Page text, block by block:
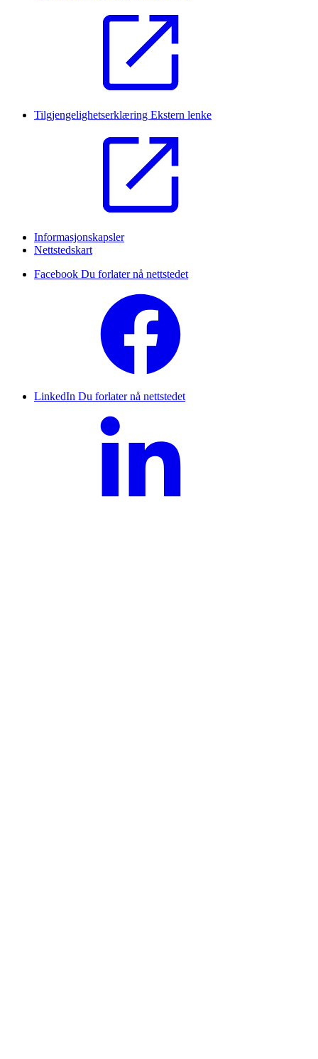
Tilgjengelighetserklæring Ekstern lenke
Informasjonskapsler
Nettstedskart
Facebook Du forlater nå nettstedet
LinkedIn Du forlater nå nettstedet